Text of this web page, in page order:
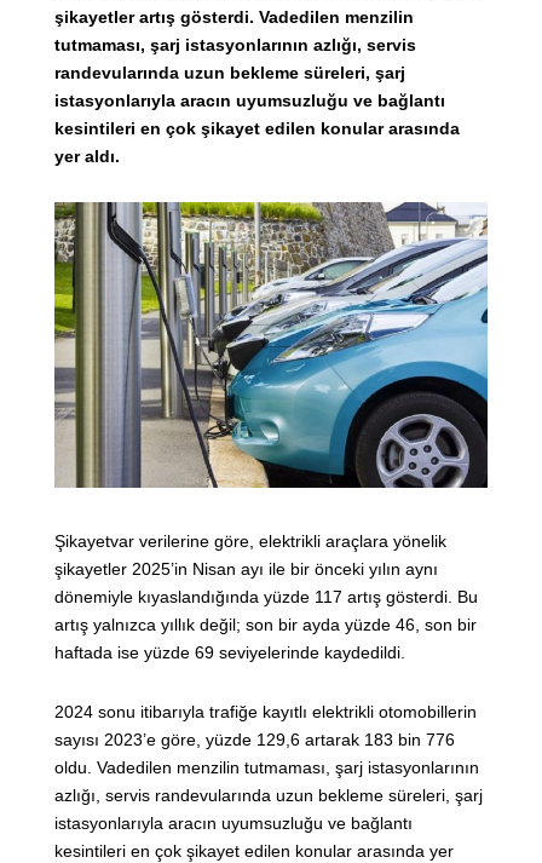
şikayetler artış gösterdi. Vadedilen menzilin
tutmaması, şarj istasyonlarının azlığı, servis
randevularında uzun bekleme süreleri, şarj
istasyonlarıyla aracın uyumsuzluğu ve bağlantı
kesintileri en çok şikayet edilen konular arasında
yer aldı.
Şikayetvar verilerine göre, elektrikli araçlara yönelik
şikayetler 2025’in Nisan ayı ile bir önceki yılın aynı
dönemiyle kıyaslandığında yüzde 117 artış gösterdi. Bu
artış yalnızca yıllık değil; son bir ayda yüzde 46, son bir
haftada ise yüzde 69 seviyelerinde kaydedildi.
2024 sonu itibarıyla trafiğe kayıtlı elektrikli otomobillerin
sayısı 2023’e göre, yüzde 129,6 artarak 183 bin 776
oldu. Vadedilen menzilin tutmaması, şarj istasyonlarının
azlığı, servis randevularında uzun bekleme süreleri, şarj
istasyonlarıyla aracın uyumsuzluğu ve bağlantı
kesintileri en çok şikayet edilen konular arasında yer